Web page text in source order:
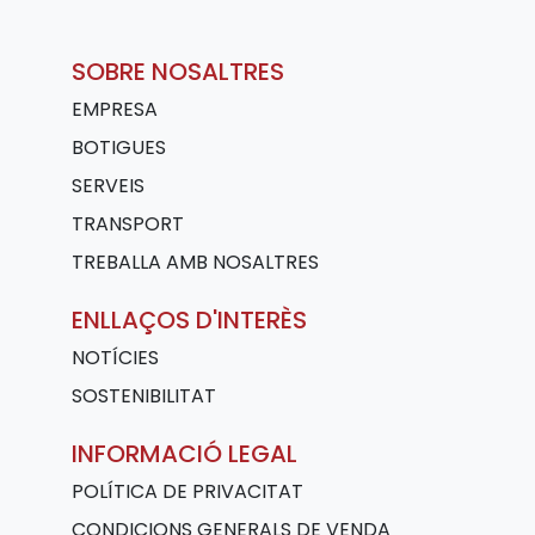
SOBRE NOSALTRES
EMPRESA
BOTIGUES
SERVEIS
TRANSPORT
TREBALLA AMB NOSALTRES
ENLLAÇOS D'INTERÈS
NOTÍCIES
SOSTENIBILITAT
INFORMACIÓ LEGAL
POLÍTICA DE PRIVACITAT